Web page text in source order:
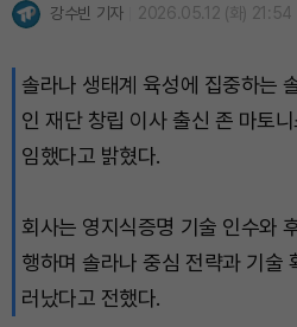
강수빈 기자 2026.05.12 (화) 21:54
솔라나 생태계 육성에 집중하는
인 재단 창립 이사 출신 존 마토
임했다고 밝혔다.
회사는 영지식증명 기술 인수와
행하며 솔라나 중심 전략과 기술
러났다고 전했다.